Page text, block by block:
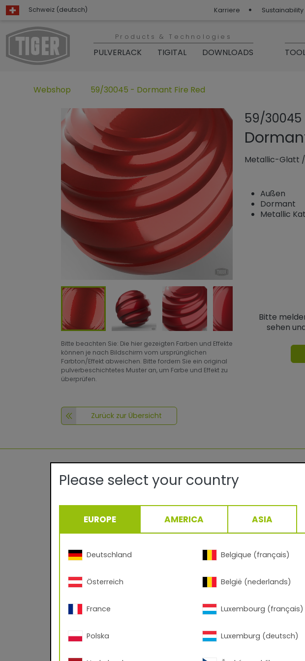
Schweiz (deutsch) Karriere Sustainability
Products & Technologies
PULVERLACK TIGITAL DOWNLOADS
Webshop 59/30045 - Dormant Fire Red
Bitte beachten Sie: Die hier gezeigten Farben und Effekte
können je nach Bildschirm vom ursprünglichen
Farbton/Effekt abweichen. Bitte fordern Sie ein original
pulverbeschichtetes Muster an, um Farbe und Effekt zu
überprüfen.
Zurück zur Übersicht
59/30045
Metallic-Glatt
Außen
Dormant
Metallic
Bitte
sehen
OFI |
Verarbeitungsrichtlinien Nr.
44
Technische Details:
Oberfläche/Glanz:
Please select your country
EUROPE AMERICA ASIA
Deutschland
Österreich
France
Polska
Belgique (français)
België (nederlands)
Luxembourg (français)
Luxemburg (deutsch)